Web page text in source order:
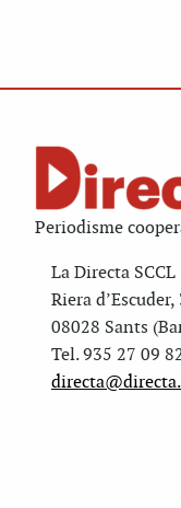
Periodisme
La Directa SCCL
Riera
08028 Sants
Tel. 935 27 09